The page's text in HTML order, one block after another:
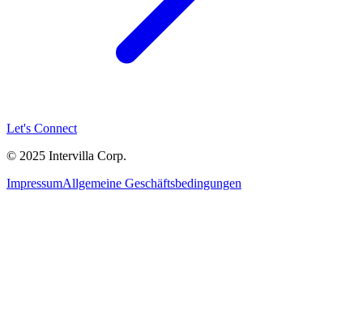
Let's Connect
© 2025 Intervilla Corp.
ImpressumAllgemeine Geschäftsbedingungen